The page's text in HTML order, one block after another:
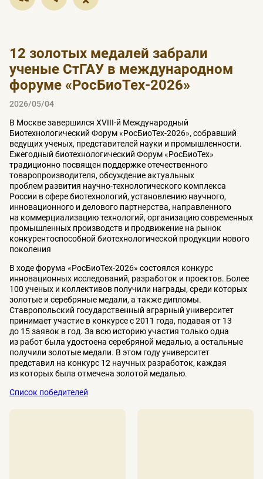
12 золотых медалей забрали
ученые СтГАУ в международном
форуме «РосБиоТех-2026»
2026/05/04
В Москве завершился XVIII-й Международный
Биотехнологический Форум «РосБиоТех-2026», собравший
ведущих ученых, представителей науки и промышленности.
Ежегодный биотехнологический Форум «РосБиоТех»
традиционно посвящен поддержке отечественного
товаропроизводителя, обсуждение актуальных
проблем развития научно-технологического комплекса
России в сфере биотехнологий, установлению научного,
инновационного и делового партнерства, направленного
на коммерциализацию технологий, организацию современных
промышленных производств и продвижение на рынок
конкурентоспособной биотехнологической продукции нового
поколения
В ходе форума «РосБиоТех-2026» состоялся конкурс
инновационных исследований, разработок и проектов. Более
100 ученых и коллективов получили награды, среди которых
золотые и серебряные медали, а также дипломы.
Ставропольский государственный аграрный университет
принимает участие в конкурсе с 2011 года, подавая от 13
до 15 заявок в год. За всю историю участия только одна
из работ была удостоена серебряной медалью, а остальные
получили золотые медали. В этом году университет
представил на конкурс 12 научных разработок, каждая
из которых была отмечена золотой медалью.
Список победителей